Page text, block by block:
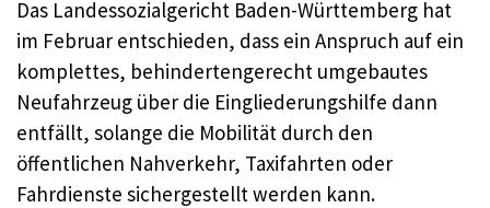
Das Landessozialgericht Baden-Württemberg hat
im Februar entschieden, dass ein Anspruch auf ein
komplettes, behindertengerecht umgebautes
Neufahrzeug über die Eingliederungshilfe dann
entfällt, solange die Mobilität durch den
öffentlichen Nahverkehr, Taxifahrten oder
Fahrdienste sichergestellt werden kann.